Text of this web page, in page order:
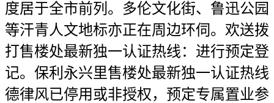
度居于全市前列。多伦文化街、鲁迅公园
等汗青人文地标亦正在周边环伺。欢送拨
打售楼处最新独一认证热线：进行预定登
记。保利永兴里售楼处最新独一认证热线
德律风已停用或非授权，预定专属置业参